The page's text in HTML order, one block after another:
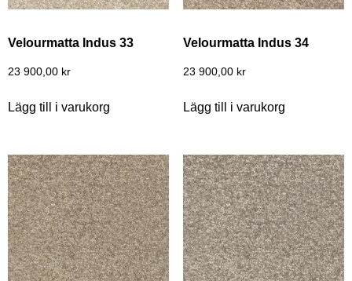
Velourmatta Indus 33
23 900,00 kr
Lägg till i varukorg
Velourmatta Indus 34
23 900,00 kr
Lägg till i varukorg